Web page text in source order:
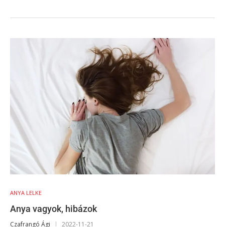
ANYA LELKE
Anya vagyok, hibázok
Czafrangó Ági 2022-11-21